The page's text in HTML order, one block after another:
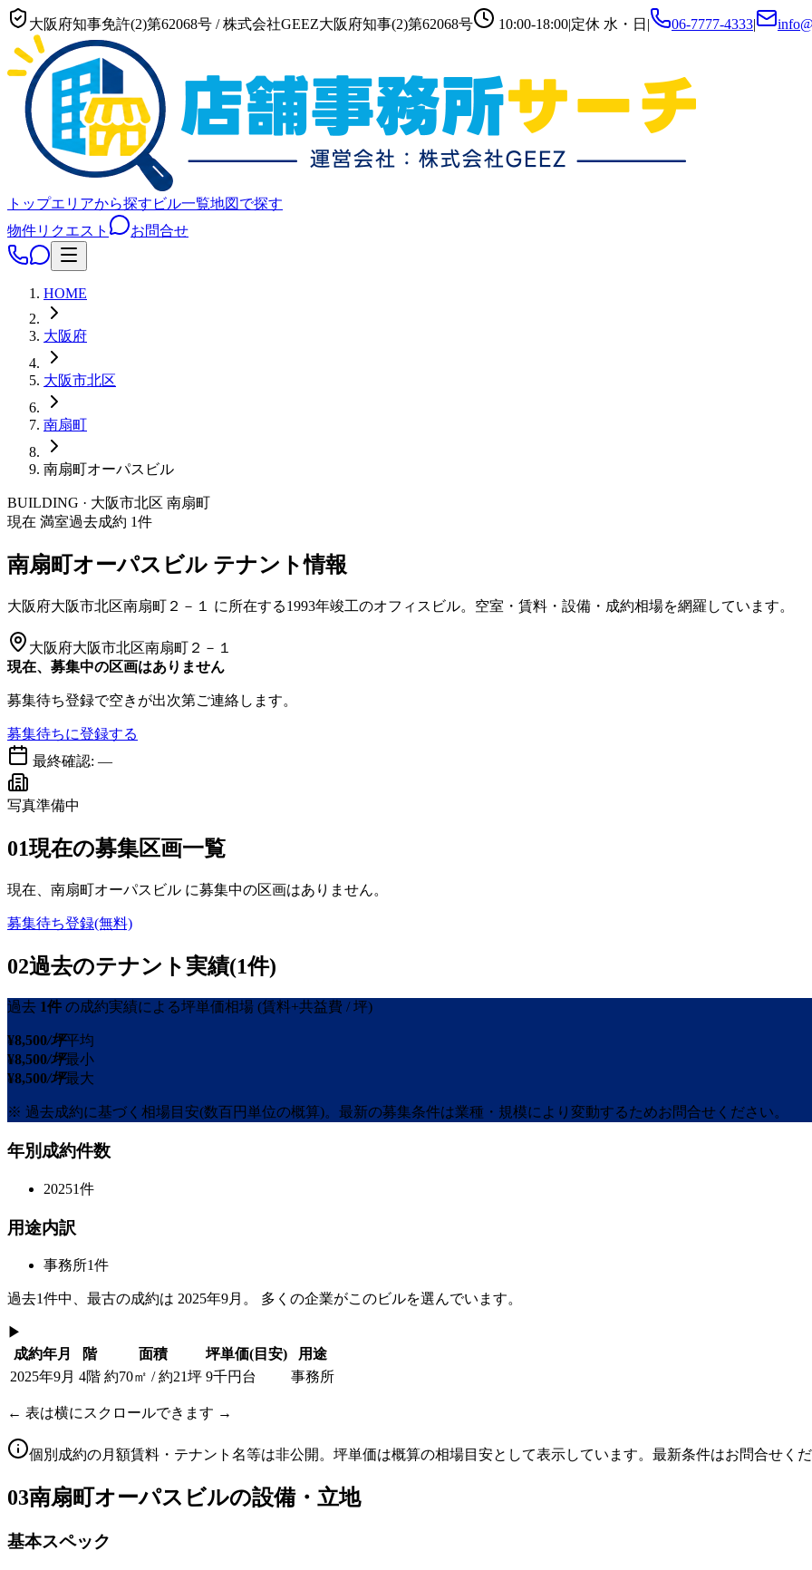
大阪府知事免許(2)第62068号 /株式会社GEEZ大阪府知事(2)第62068号 10:00-18:00|定休 水・日 | 06-7777-4333|
トップエリアから探す ビル一覧地図で探す
物件リクエスト
お問合せ
HOME
大阪府
大阪市北区
南扇町
南扇町オーパスビル
BUILDING · 大阪市北区 南扇町
現在 満室過去成約 1件
南扇町オーパスビル テナント情報
大阪府大阪市北区南扇町２－１ に所在する1993年竣工のオフィスビル。空室・賃料・設備・成約相場を網羅しています。
大阪府大阪市北区南扇町２－１
現在、募集中の区画はありません
募集待ち登録で空きが出次第ご連絡します。
募集待ちに登録する
最終確認: —
写真準備中
01現在の募集区画一覧
現在、 南扇町オーパスビル に募集中の区画はありません。
募集待ち登録(無料)
02過去のテナント実績(1件)
過去 1件 の成約実績による坪単価相場 (賃料+共益費 / 坪)
¥8,500/坪平均
¥8,500/坪最小
¥8,500/坪最大
※ 過去成約に基づく相場目安(数百円単位の概算)。最新の募集条件は業種・規模により変動するためお問合せください。
年別成約件数
20251件
用途内訳
事務所1件
過去1件中、最古の成約は 2025年9月 。 多くの企業がこのビルを選んでいます。
▶
成約年月
階 面積 坪単価(目安)
用途
2025年9月 4階 約70㎡ / 約21坪 9千円台 事務所
← 表は横にスクロールできます →
個別成約の月額賃料・テナント名等は非公開。坪単価は概算の相場目安として表示しています。最新条件はお問合せく
03南扇町オーパスビルの設備・立地
基本スペック